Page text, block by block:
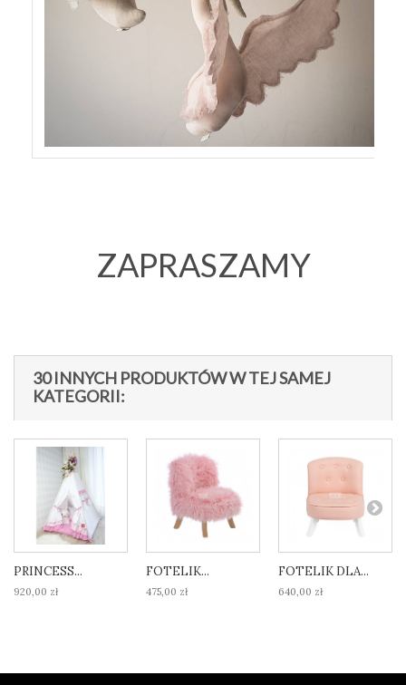
ZAPRASZAMY
30 INNYCH PRODUKTÓW W TEJ SAMEJ
KATEGORII:
PRINCESS...
920,00 zł
FOTELIK...
475,00 zł
FOTELIK DLA...
640,00 zł